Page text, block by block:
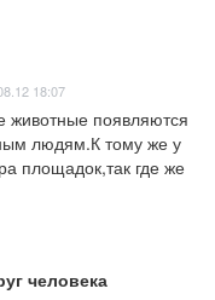
18:07
животные появляются
людям.К тому же у
площадок,так где же
человека